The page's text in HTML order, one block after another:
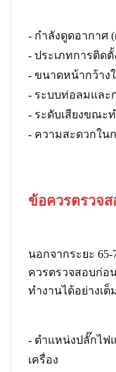
- กำลังดูดอากาศ
- ประเภทการติดตั้
- ขนาดหน้ากว้าง
- ระบบท่อลมและ
- ระดับเสียงขณะ
- ความสะดวกใน
ข้อควรตรวจ
นอกจากระยะ
ควรตรวจสอบก่อ
ทำงานได้อย่างเ
- ตำแหน่งปลั๊กไฟ
เครื่อง